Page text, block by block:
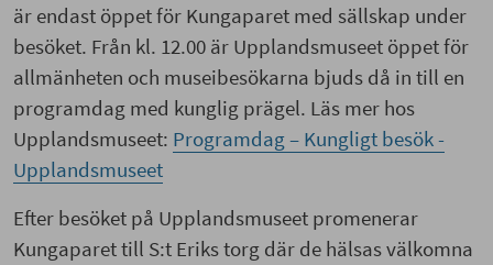
är endast öppet för Kungaparet med sällskap under
besöket. Från kl. 12.00 är Upplandsmuseet öppet för
allmänheten och museibesökarna bjuds då in till en
programdag med kunglig prägel. Läs mer hos
Upplandsmuseet: Programdag – Kungligt besök -
Upplandsmuseet
Efter besöket på Upplandsmuseet promenerar
Kungaparet till S:t Eriks torg där de hälsas välkomna